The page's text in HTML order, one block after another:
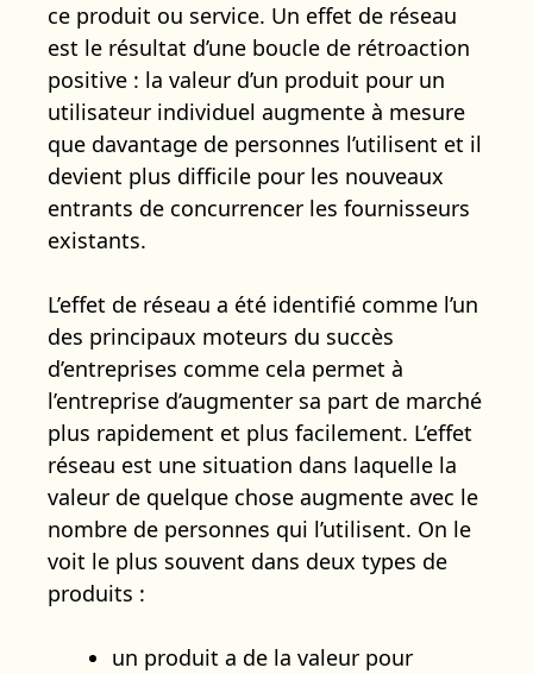
ce produit ou service. Un effet de réseau
est le résultat d’une boucle de rétroaction
positive : la valeur d’un produit pour un
utilisateur individuel augmente à mesure
que davantage de personnes l’utilisent et il
devient plus difficile pour les nouveaux
entrants de concurrencer les fournisseurs
existants.
L’effet de réseau a été identifié comme l’un
des principaux moteurs du succès
d’entreprises comme cela permet à
l’entreprise d’augmenter sa part de marché
plus rapidement et plus facilement. L’effet
réseau est une situation dans laquelle la
valeur de quelque chose augmente avec le
nombre de personnes qui l’utilisent. On le
voit le plus souvent dans deux types de
produits :
un produit a de la valeur pour